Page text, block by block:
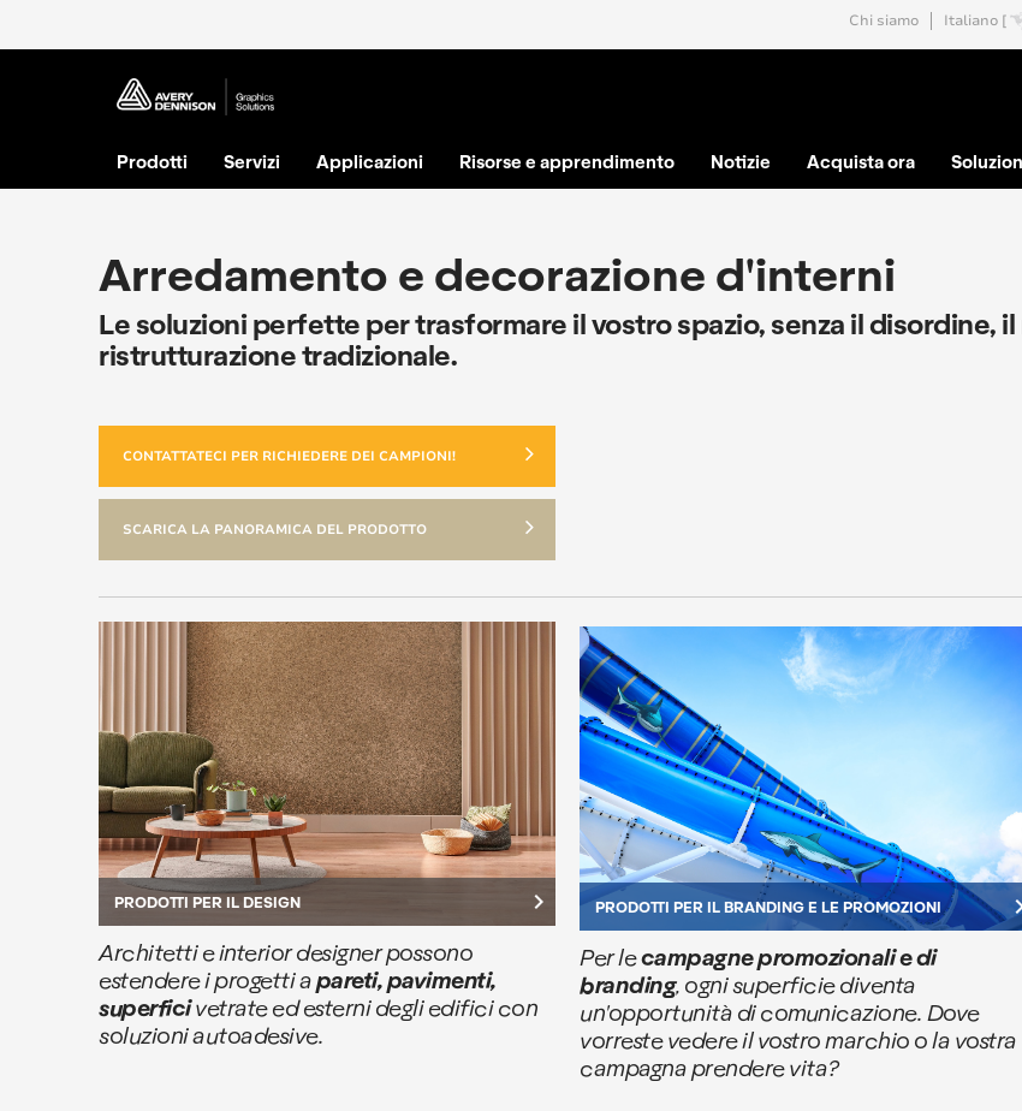
Chi siamo Italiano [
Prodotti Servizi Applicazioni Risorse e apprendimento Notizie Acquista ora
Arredamento e decorazione d'interni
Le soluzioni perfette per trasformare il vostro spazio, senza il disordine,
ristrutturazione tradizionale.
CONTATTATECI PER RICHIEDERE DEI CAMPIONI!
SCARICA LA PANORAMICA DEL PRODOTTO
PRODOTTI PER IL DESIGN keyboard_arrow_right
Architetti e interior designer possono
estendere i progetti apareti, pavimenti,
superficivetrate ed esterni degli edifici con
soluzioni autoadesive.
PRODOTTI PER IL BRANDING E LE PROMOZIONI
Per lecampagne promozionali e di
branding, ogni superficie diventa
un'opportunità di comunicazione. Dove
vorreste vedere il vostro marchio o la vostra
campagna prendere vita?